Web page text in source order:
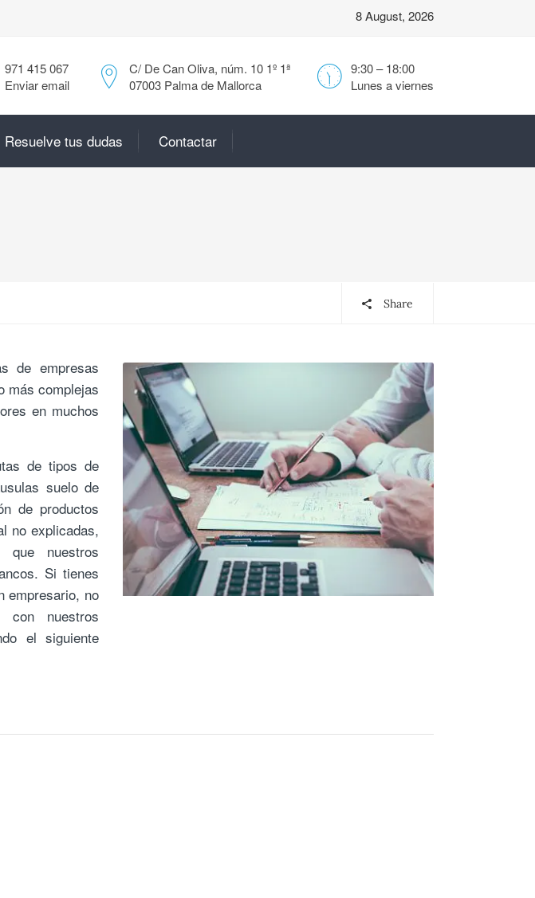
8 August, 2026
9:30 – 18:00
Lunes a viernes
C/ De Can Oliva, núm. 10 1º 1ª
07003 Palma de Mallorca
971 415 067
Enviar email
Resuelve tus dudas Contactar
Share
de empresas
más complejas
en muchos
de tipos de
suelo de
de productos
no explicadas,
nuestros
Si tienes
empresario, no
con nuestros
el siguiente